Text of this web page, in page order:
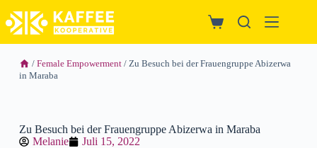
/ Female Empowerment/ Zu Besuch bei der Frauengruppe Abizerwa
in Maraba
Zu Besuch bei der Frauengruppe Abizerwa in Maraba
Melanie
Juli 15, 2022